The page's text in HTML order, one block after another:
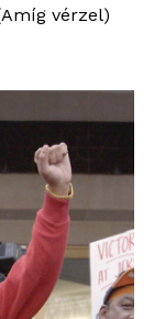
vérzel)